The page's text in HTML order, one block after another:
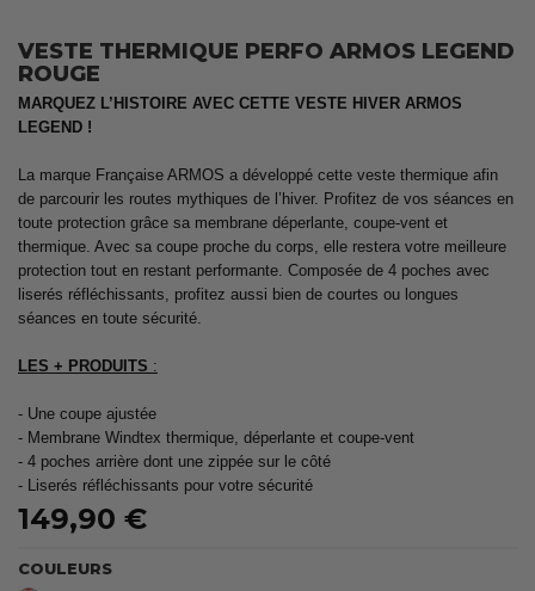
VESTE THERMIQUE PERFO ARMOS LEGEND
ROUGE
MARQUEZ L’HISTOIRE AVEC CETTE VESTE HIVER ARMOS
LEGEND !
La marque Française ARMOS a développé cette veste thermique afin
de parcourir les routes mythiques de l’hiver. Profitez de vos séances en
toute protection grâce sa membrane déperlante, coupe-vent et
thermique. Avec sa coupe proche du corps, elle restera votre meilleure
protection tout en restant performante. Composée de 4 poches avec
liserés réfléchissants, profitez aussi bien de courtes ou longues
séances en toute sécurité.
LES + PRODUITS :
- Une coupe ajustée
- Membrane Windtex thermique, déperlante et coupe-vent
- 4 poches arrière dont une zippée sur le côté
- Liserés réfléchissants pour votre sécurité
149,90 €
COULEURS